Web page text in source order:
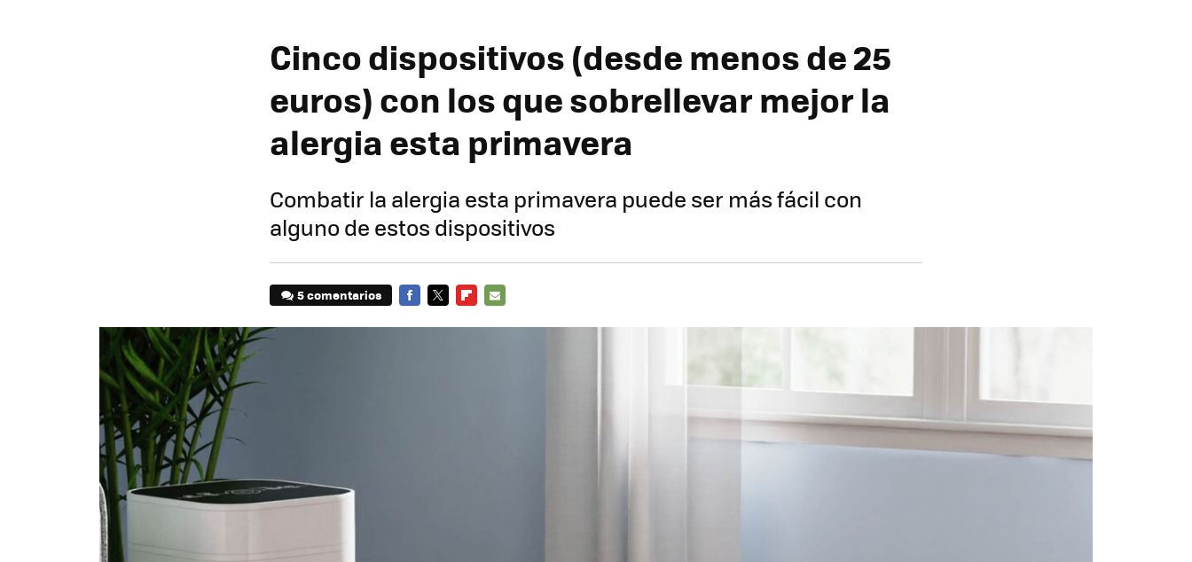
Cinco dispositivos (desde menos de 25
euros) con los que sobrellevar mejor la
alergia esta primavera
Combatir la alergia esta primavera puede ser más fácil con
alguno de estos dispositivos
5 comentarios